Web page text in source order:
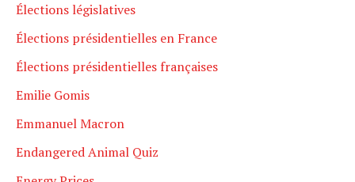
Élections législatives
Élections présidentielles en France
Élections présidentielles françaises
Emilie Gomis
Emmanuel Macron
Endangered Animal Quiz